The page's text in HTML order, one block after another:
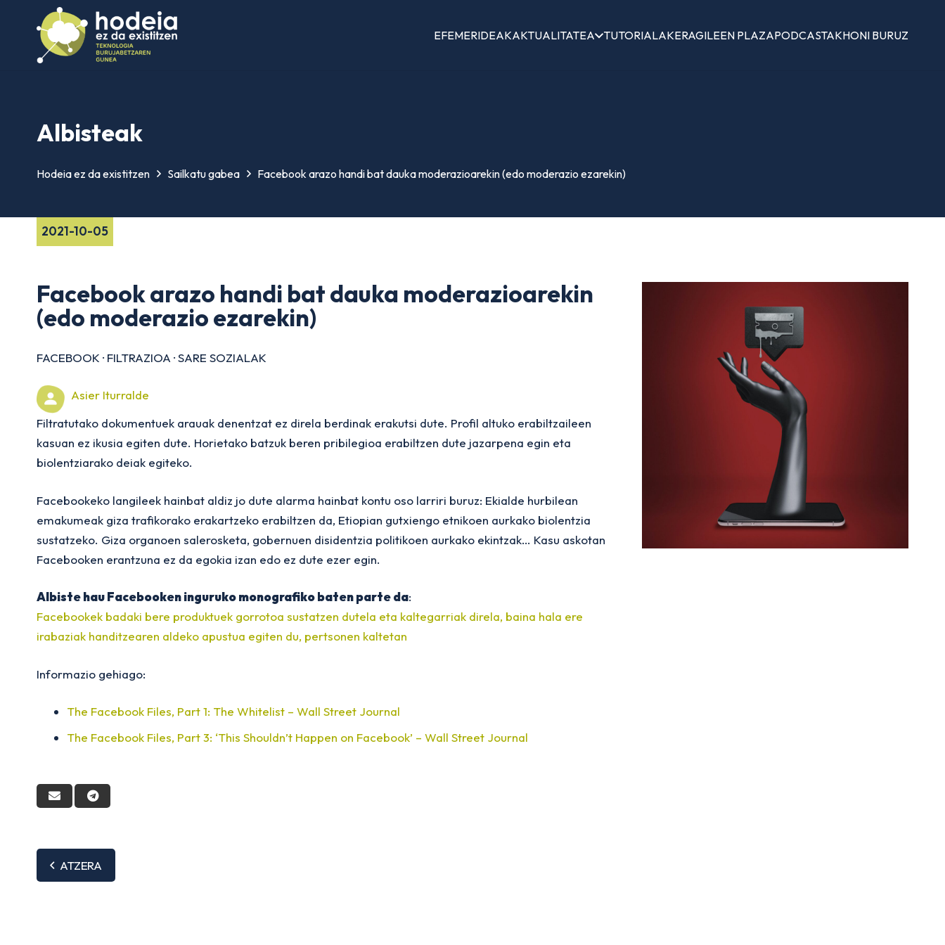
EFEMERIDEAKAKTUALITATEA TUTORIALAKERAGILEEN PLAZAPODCASTAKHONI BURUZ
Albisteak
Hodeia ez da existitzen Sailkatu gabea Facebook arazo handi bat dauka moderazioarekin (edo moderazio ezarekin)
2021-10-05
Facebook arazo handi bat dauka moderazioarekin
(edo moderazio ezarekin)
FACEBOOK · FILTRAZIOA ·SARE SOZIALAK
Asier Iturralde
Filtratutako dokumentuek arauak denentzat ez direla berdinak erakutsi dute. Profil altuko erabiltzaileen
kasuan ez ikusia egiten dute. Horietako batzuk beren pribilegioa erabiltzen dute jazarpena egin eta
biolentziarako deiak egiteko.
Facebookeko langileek hainbat aldiz jo dute alarma hainbat kontu oso larriri buruz: Ekialde hurbilean
emakumeak giza trafikorako erakartzeko erabiltzen da, Etiopian gutxiengo etnikoen aurkako biolentzia
sustatzeko. Giza organoen salerosketa, gobernuen disidentzia politikoen aurkako ekintzak… Kasu askotan
Facebooken erantzuna ez da egokia izan edo ez dute ezer egin.
Albiste hau Facebooken inguruko monografiko baten parte da:
Facebookek badaki bere produktuek gorrotoa sustatzen dutela eta kaltegarriak direla, baina hala ere
irabaziak handitzearen aldeko apustua egiten du, pertsonen kaltetan
Informazio gehiago:
The Facebook Files, Part 1: The Whitelist – Wall Street Journal
The Facebook Files, Part 3: ‘This Shouldn’t Happen on Facebook’ – Wall Street Journal
ATZERA